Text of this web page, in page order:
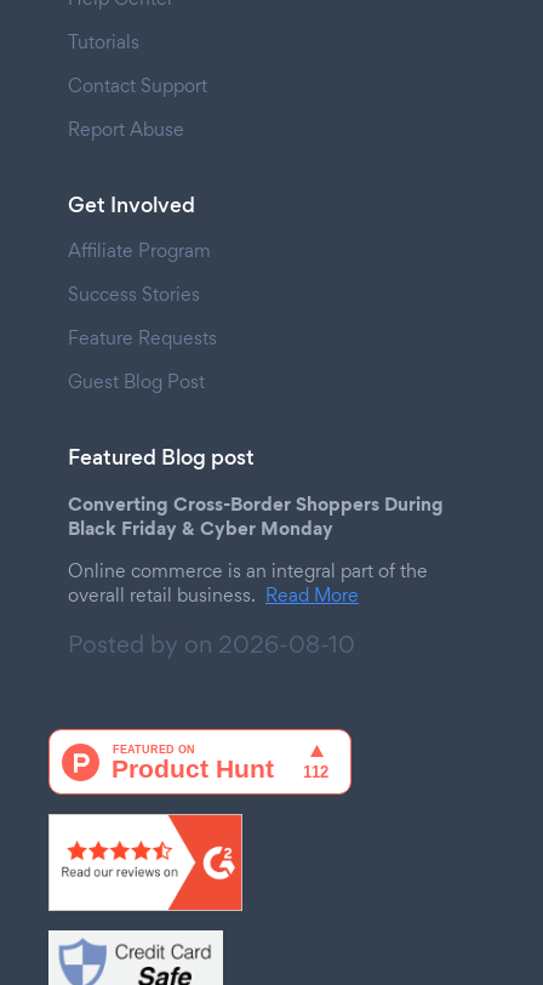
Tutorials
Contact Support
Report Abuse
Get Involved
Affiliate Program
Success Stories
Feature Requests
Guest Blog Post
Featured Blog post
Converting Cross-Border Shoppers During
Black Friday & Cyber Monday
Online commerce is an integral part of the
overall retail business. Read More
Posted by on 2026-08-10